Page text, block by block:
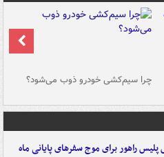
چرا سیم‌کشی خودرو ذوب می‌شود؟
پلیس راهور برای موج سفرهای پایانی ماه